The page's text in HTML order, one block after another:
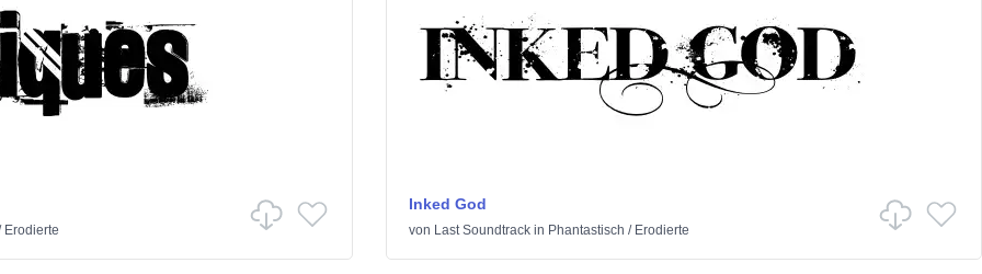
Erodierte
Inked God
von Last Soundtrackin Phantastisch / Erodierte